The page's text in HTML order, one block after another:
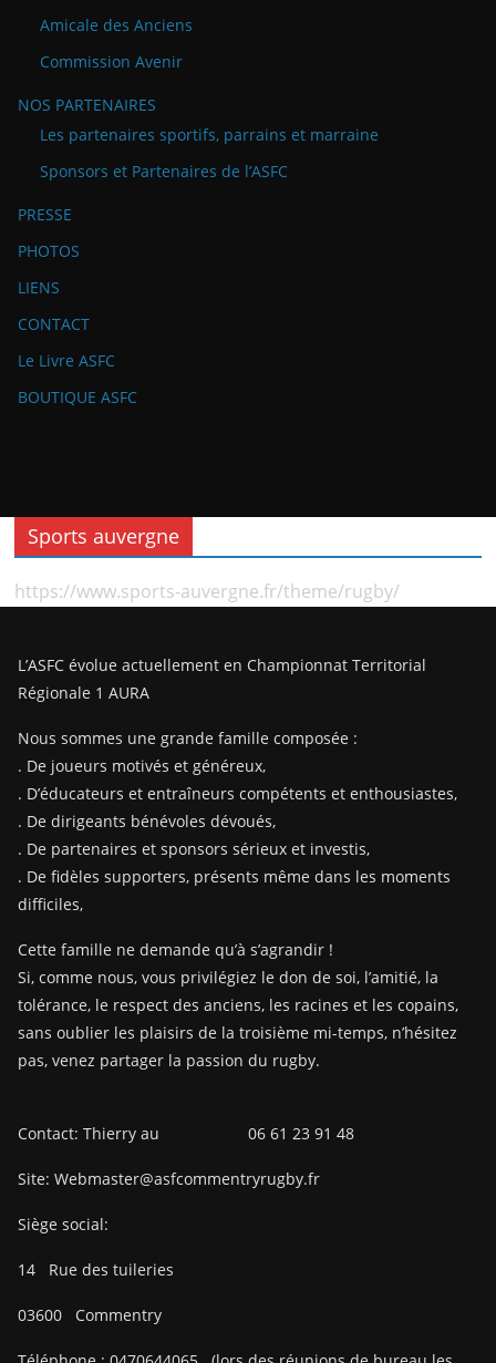
Amicale des Anciens
Commission Avenir
NOS PARTENAIRES
Les partenaires sportifs, parrains et marraine
Sponsors et Partenaires de l’ASFC
PRESSE
PHOTOS
LIENS
CONTACT
Le Livre ASFC
BOUTIQUE ASFC
Sports auvergne
https://www.sports-auvergne.fr/theme/rugby/
L’ASFC évolue actuellement en Championnat Territorial
Régionale 1 AURA
Nous sommes une grande famille composée :
. De joueurs motivés et généreux,
. D’éducateurs et entraîneurs compétents et enthousiastes,
. De dirigeants bénévoles dévoués,
. De partenaires et sponsors sérieux et investis,
. De fidèles supporters, présents même dans les moments
difficiles,
Cette famille ne demande qu’à s’agrandir !
Si, comme nous, vous privilégiez le don de soi, l’amitié, la
tolérance, le respect des anciens, les racines et les copains,
sans oublier les plaisirs de la troisième mi-temps, n’hésitez
pas, venez partager la passion du rugby.
Contact: Thierry au 06 61 23 91 48
Site: Webmaster@asfcommentryrugby.fr
Siège social:
14 Rue des tuileries
03600 Commentry